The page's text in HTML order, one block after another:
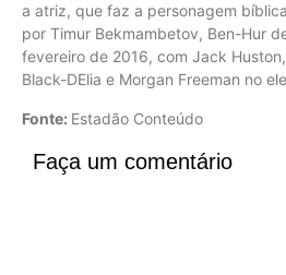
a atriz, que faz a personagem
por Timur Bekmambetov, Ben-Hur
fevereiro de 2016, com Jack
Black-DElia e Morgan Freeman no
Fonte: Estadão Conteúdo
Faça um comentário